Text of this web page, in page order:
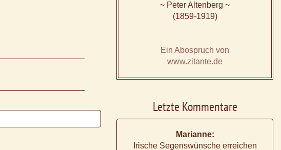
~ Peter Altenberg ~
(1859-1919)
Ein Abospruch von
www.zitante.de
Letzte Kommentare
Marianne:
Irische Segenswünsche erreichen